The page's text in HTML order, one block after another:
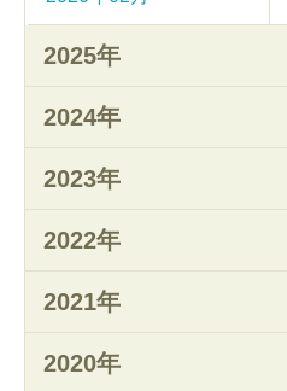
2025年
2024年
2023年
2022年
2021年
2020年